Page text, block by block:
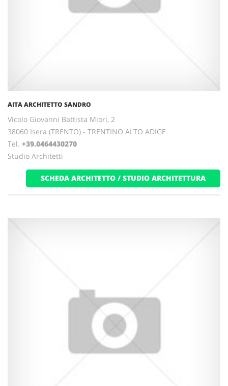
AITA ARCHITETTO SANDRO
Vicolo Giovanni Battista Miori, 2
38060 Isera (TRENTO) - TRENTINO ALTO ADIGE
Tel. +39.0464430270
Studio Architetti
SCHEDA ARCHITETTO / STUDIO ARCHITETTURA